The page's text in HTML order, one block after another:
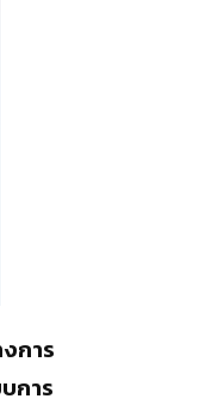
การ
การ